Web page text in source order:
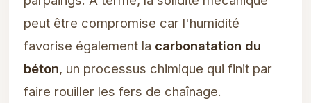
peut être compromise car l'humidité
favorise également la carbonatation du
béton, un processus chimique qui finit par
faire rouiller les fers de chaînage.